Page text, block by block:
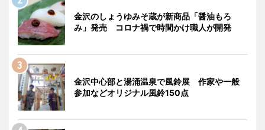
金沢のしょうゆみそ蔵が新商品「醤油もろ
み」発売 コロナ禍で時間かけ職人が開発
金沢中心部と湯涌温泉で風鈴展 作家や一般
参加などオリジナル風鈴150点